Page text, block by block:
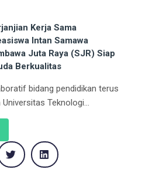
Kerja Sama
Intan Samawa
Juta Raya (SJR) Siap
Berkualitas
bidang pendidikan terus
Teknologi...